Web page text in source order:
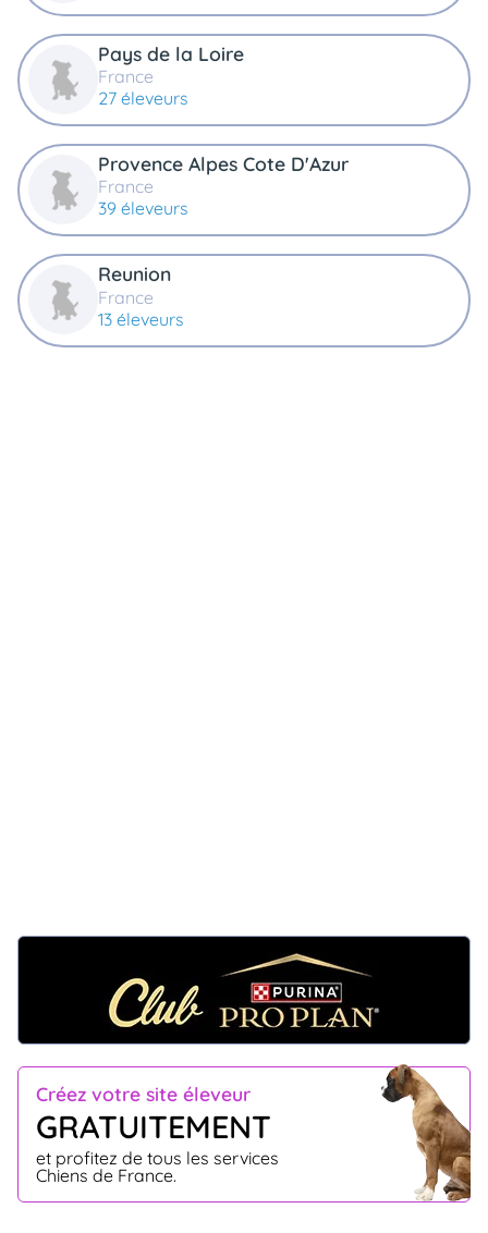
Pays de la Loire
France
27 éleveurs
Provence Alpes Cote D'Azur
France
39 éleveurs
Reunion
France
13 éleveurs
Créez votre site éleveur
GRATUITEMENT
et profitez de tous les services
Chiens de France.